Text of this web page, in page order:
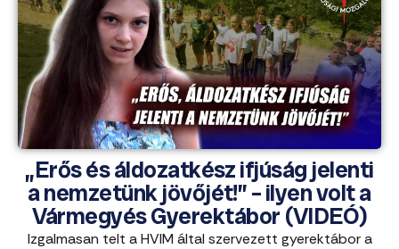
„Erős és áldozatkész ifjúság jelenti
a nemzetünk jövőjét!” – ilyen volt a
Vármegyés Gyerektábor (VIDEÓ)
Izgalmasan telt a HVIM által szervezett gyerektábor a